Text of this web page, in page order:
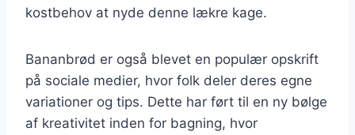
kostbehov at nyde denne lækre kage.
Bananbrød er også blevet en populær opskrift
på sociale medier, hvor folk deler deres egne
variationer og tips. Dette har ført til en ny bølge
af kreativitet inden for bagning, hvor